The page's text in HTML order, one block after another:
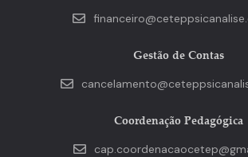
Gestão de Contas
Coordenação Pedagógica